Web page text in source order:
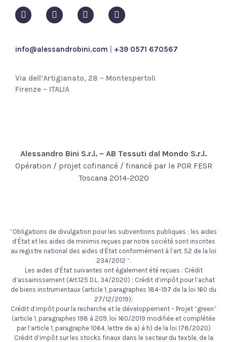
i
c
info@alessandrobini.com +39 0571 670567
Via dell’Artigianato, 28 – Montespertoli
Firenze – ITALIA
Alessandro Bini S.r.l. – AB Tessuti dal Mondo S.r.l.
Opération / projet cofinancé / financé par le POR FESR
Toscana 2014-2020
“Obligations de divulgation pour les subventions publiques : les aides
d’État et les aides de minimis reçues par notre société sont inscrites
au registre national des aides d’État conformément à l’art. 52 de la loi
234/2012 “.
Les aides d’État suivantes ont également été reçues : Crédit
d’assainissement (Art.125 D.L. 34/2020) ; Crédit d’impôt pour l’achat
de biens instrumentaux (article 1, paragraphes 184-197 de la loi 160 du
27/12/2019);
Crédit d’impôt pour la recherche et le développement – Projet “green”
(article 1, paragraphes 198 à 209, loi 160/2019 modifiée et complétée
par l’article 1, paragraphe 1064, lettre de a) à h) de la loi 178/2020)
Crédit d’impôt sur les stocks finaux dans le secteur du textile, de la